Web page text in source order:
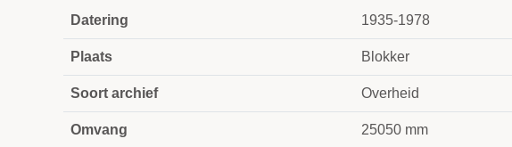
Datering 1935-1978
Plaats Blokker
Soort archief Overheid
Omvang 25050 mm